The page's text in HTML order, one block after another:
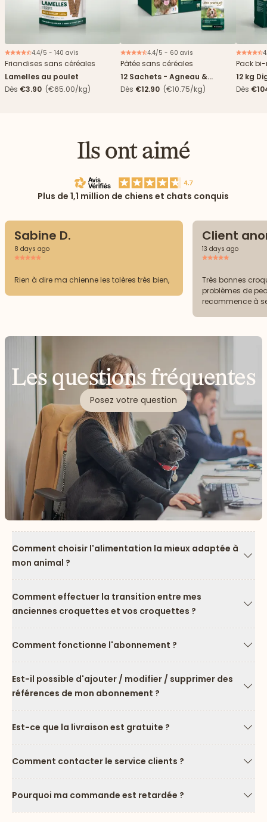
4.4/5 - 140 avis
Friandises sans céréales
Lamelles au poulet
Dès €3.90 (€65.00/kg)
4.4/5 - 60 avis
Pâtée sans céréales
12 Sachets - Agneau &
haricots verts
Dès €12.90 (€10.75/kg)
Pack
12 kg
boîtes
Dès
Ils ont aimé
Plus de 1,1 million de chiens et chats conquis
Sabine D.
8 days ago
Rien à dire ma chienne les tolères très bien,
Client
13 days ago
Très bonnes
problèmes de
recommence à
Les questions fréquentes
Posez votre question
Comment choisir l'alimentation la mieux adaptée à
mon animal ?
Comment effectuer la transition entre mes
anciennes croquettes et vos croquettes ?
Comment fonctionne l'abonnement ?
Est-il possible d'ajouter / modifier / supprimer des
références de mon abonnement ?
Est-ce que la livraison est gratuite ?
Comment contacter le service clients ?
Pourquoi ma commande est retardée ?